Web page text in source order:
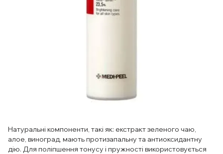
Натуральні компоненти, такі як: екстракт зеленого чаю,
алое, виноград, мають протизапальну та антиоксидантну
дію. Для поліпшення тонусу і пружності використовується